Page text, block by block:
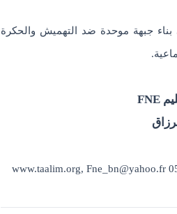
بناء جبهة موحدة ضد التهميش والحكرة
FNE
www.taalim.org, Fne_bn@yahoo.fr